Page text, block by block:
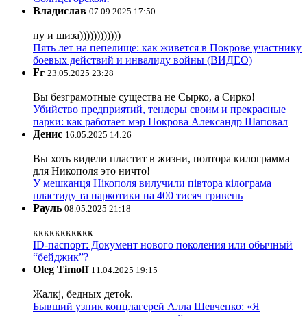
Владислав 07.09.2025 17:50
ну и шиза))))))))))))
Пять лет на пепелище: как живется в Покрове участнику
боевых действий и инвалиду войны (ВИДЕО)
Fr 23.05.2025 23:28
Вы безграмотные существа не Сырко, а Сирко!
Убийство предприятий, тендеры своим и прекрасные
парки: как работает мэр Покрова Александр Шаповал
Денис 16.05.2025 14:26
Вы хоть видели пластит в жизни, полтора килограмма
для Никополя это ничто!
У мешканця Нікополя вилучили півтора кілограма
пластиду та наркотики на 400 тисяч гривень
Рауль 08.05.2025 21:18
ккккккккккк
ID-паспорт: Документ нового поколения или обычный
“бейджик”?
Oleg Timoff 11.04.2025 19:15
Жалкj, бедных детok.
Бывший узник концлагерей Алла Шевченко: «Я